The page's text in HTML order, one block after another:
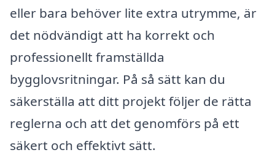
eller bara behöver lite extra utrymme, är
det nödvändigt att ha korrekt och
professionellt framställda
bygglovsritningar. På så sätt kan du
säkerställa att ditt projekt följer de rätta
reglerna och att det genomförs på ett
säkert och effektivt sätt.